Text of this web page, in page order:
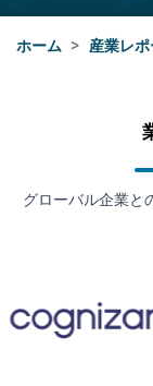
ホーム > 産業レポ
グローバル企業と